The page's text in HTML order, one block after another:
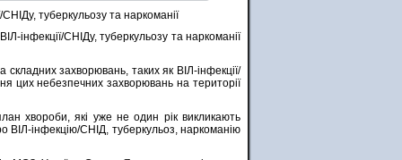
туберкульозу та наркоманії
інфекції/СНІДу, туберкульозу та наркоманії
захворювань, таких як ВІЛ-інфекції/
цих небезпечних захворювань на території
хвороби, які уже не один рік викликають
інфекцію/СНІД, туберкульоз, наркоманію